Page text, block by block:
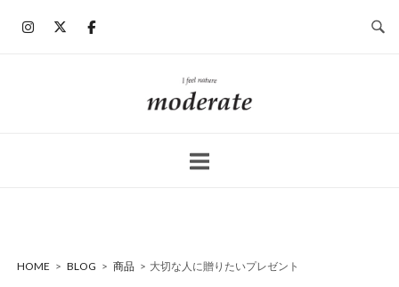
ホ
ー
HOME > BLOG > 商品 > 大切な人に贈りたいプレゼント